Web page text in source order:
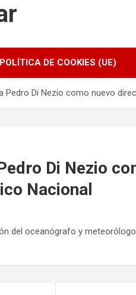
POLÍTICA DE COOKIES (UE)
Pedro Di Nezio como nuevo
Di Nezio
Nacional
del oceanógrafo y